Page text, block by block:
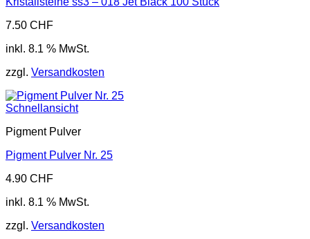
7.50 CHF
inkl. 8.1 % MwSt.
zzgl. Versandkosten
Schnellansicht
Pigment Pulver
Pigment Pulver Nr. 25
4.90 CHF
inkl. 8.1 % MwSt.
zzgl. Versandkosten